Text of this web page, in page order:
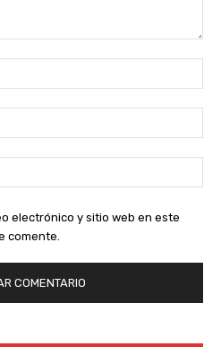
electrónico y sitio web en este
comente.